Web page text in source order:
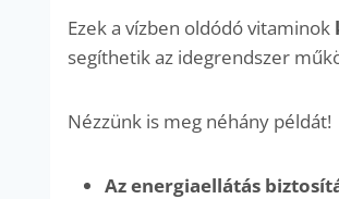
Ezek a vízben oldódó vitaminok
segíthetik az idegrendszer
Nézzünk is meg néhány példát!
Az energiaellátás